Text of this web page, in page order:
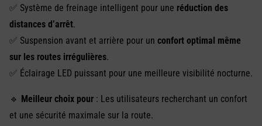
✅ Système de freinage intelligent pour une réduction des
distances d’arrêt.
✅ Suspension avant et arrière pour un confort optimal même
sur les routes irrégulières.
✅ Éclairage LED puissant pour une meilleure visibilité nocturne.
🔹 Meilleur choix pour : Les utilisateurs recherchant un confort
et une sécurité maximale sur la route.